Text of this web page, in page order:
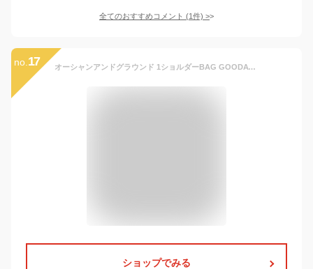
全てのおすすめコメント (1件) >
no. 17 オーシャンアンドグラウンド 1ショルダーBAG GOODAY ワンショルダー 男の子 女の子 子供 幼稚園 小学生 通園 通学 1815013 OCEAN&GROUND 着後1か月以内にレビューを書いて次回100円OFFクーポン配布中！
ショップでみる